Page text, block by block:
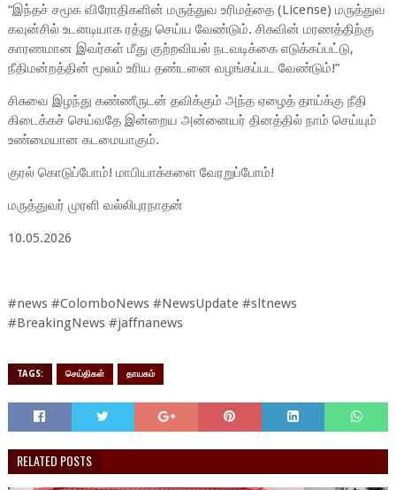
“இந்தச் சமூக விரோதிகளின் மருத்துவ உரிமத்தை (License) மருத்துவ
கவுன்சில் உடனடியாக ரத்து செய்ய வேண்டும். சிசுவின் மரணத்திற்கு
காரணமான இவர்கள் மீது குற்றவியல் நடவடிக்கை எடுக்கப்பட்டு,
நீதிமன்றத்தின் மூலம் உரிய தண்டனை வழங்கப்பட வேண்டும்!”
சிசுவை இழந்து கண்ணீருடன் தவிக்கும் அந்த ஏழைத் தாய்க்கு நீதி
கிடைக்கச் செய்வதே இன்றைய அன்னையர் தினத்தில் நாம் செய்யும்
உண்மையான கடமையாகும்.
குரல் கொடுப்போம்! மாபியாக்களை வேரறுப்போம்!
மருத்துவர் முரளி வல்லிபுரநாதன்
10.05.2026
#news #ColomboNews #NewsUpdate #sltnews
#BreakingNews #jaffnanews
TAGS: செய்திகள் தாயகம்
RELATED POSTS